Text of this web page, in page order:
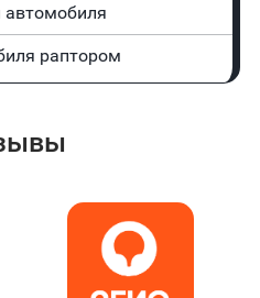
автомобиля
раптором